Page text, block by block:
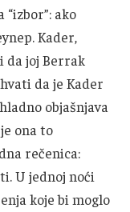
ako
Kader,
da joj Berrak
da je Kader
objašnjava
ona to
rečenica:
U jednoj noći
koje bi moglo